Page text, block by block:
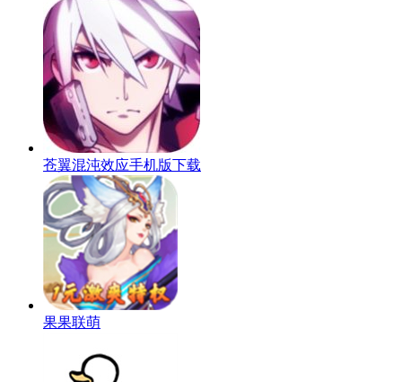
苍翼混沌效应手机版下载
果果联萌